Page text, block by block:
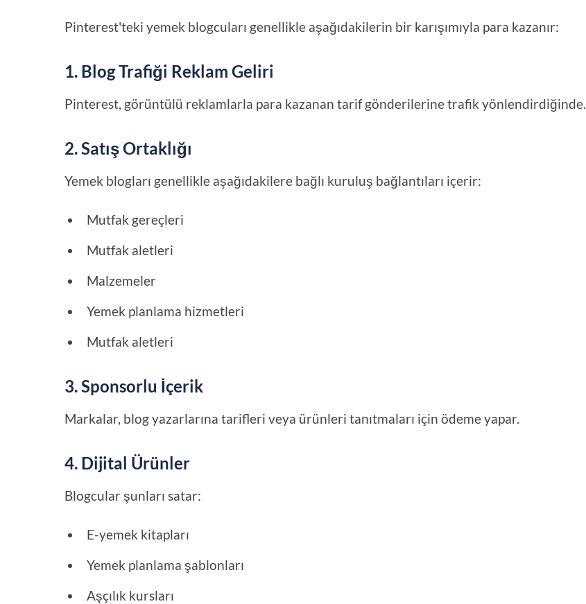
Pinterest'teki yemek blogcuları genellikle aşağıdakilerin bir karışımıyla para kazanır:
1. Blog Trafiği Reklam Geliri
Pinterest, görüntülü reklamlarla para kazanan tarif gönderilerine trafik yönlendirdiğinde.
2. Satış Ortaklığı
Yemek blogları genellikle aşağıdakilere bağlı kuruluş bağlantıları içerir:
Mutfak gereçleri
Mutfak aletleri
Malzemeler
Yemek planlama hizmetleri
Mutfak aletleri
3. Sponsorlu İçerik
Markalar, blog yazarlarına tarifleri veya ürünleri tanıtmaları için ödeme yapar.
4. Dijital Ürünler
Blogcular şunları satar:
E-yemek kitapları
Yemek planlama şablonları
Aşçılık kursları